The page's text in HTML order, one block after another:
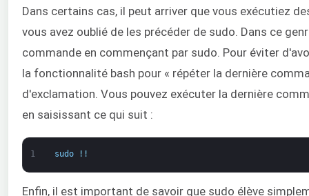
Dans certains cas, il peut arriver que vous exécutiez
vous avez oublié de les précéder de sudo. Dans ce
commande en commençant par sudo. Pour éviter
la fonctionnalité bash pour « répéter la dernière
d'exclamation. Vous pouvez exécuter la dernière
en saisissant ce qui suit :
1 sudo ! !
Enfin, il est important de savoir que sudo élève